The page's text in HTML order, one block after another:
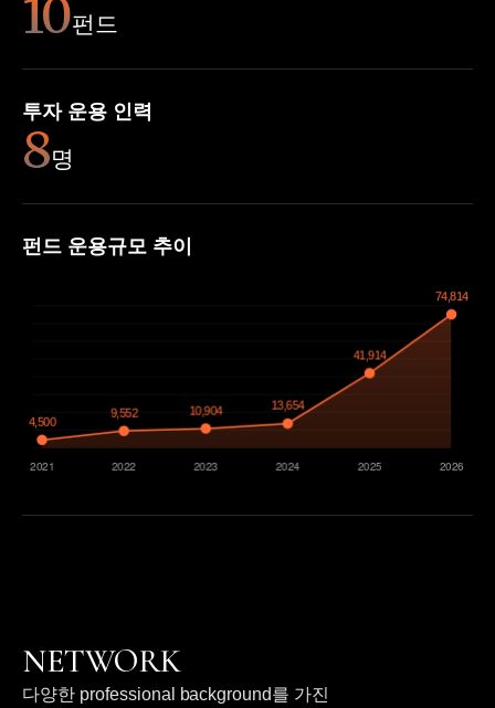
10펀드
투자 운용 인력
8명
펀드 운용규모 추이
NETWORK
다양한 professional background를 가진